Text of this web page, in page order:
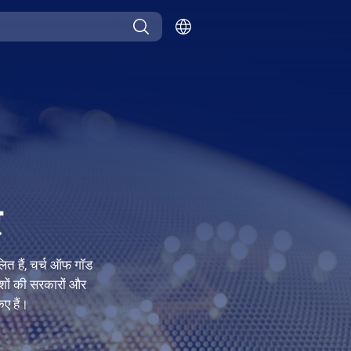
हैं, चर्च ऑफ गॉड
की सरकारों और
हैं।